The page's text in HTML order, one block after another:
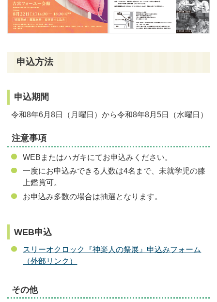
申込方法
申込期間
令和8年6月8日（月曜日）から令和8年8月5日（水曜日）
注意事項
WEBまたはハガキにてお申込みください。
一度にお申込みできる人数は4名まで、未就学児の膝
上鑑賞可。
お申込み多数の場合は抽選となります。
WEB申込
スリーオクロック『神楽人の祭展』申込みフォーム
（外部リンク）
その他